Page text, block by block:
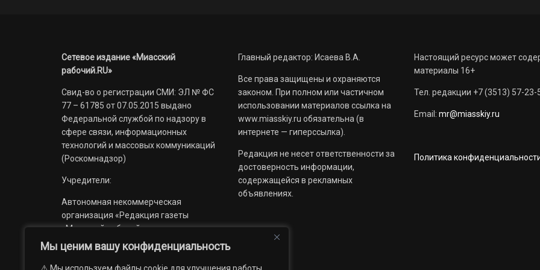
Мы ценим вашу конфиденциальность
Сетевое издание «Миасский
рабочий.RU»
Свид-во о регистрации СМИ: ЭЛ № ФС
77 – 61785 от 07.05.2015 выдано
Федеральной службой по надзору в
сфере связи, информационных
технологий и массовых коммуникаций
(Роскомнадзор)
Учредители:
Автономная некоммерческая
организация «Редакция газеты
«Миасский рабочий»;
Областное государственное
учреждение «Издательский дом
Главный редактор: Исаева В.А.
Все права защищены и охраняются
законом. При полном или частичном
использовании материалов ссылка на
www.miasskiy.ru обязательна (в
интернете — гиперссылка).
Редакция не несет ответственности за
достоверность информации,
содержащейся в рекламных
объявлениях.
Настоящий ресурс может
материалы 16+
Тел. редакции +7 (3513) 57-23-
Email: mr@miasskiy.ru
Политика